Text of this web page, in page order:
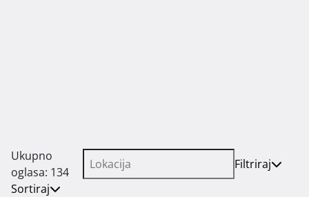
Ukupno
oglasa: 134
Filtriraj
Sortiraj